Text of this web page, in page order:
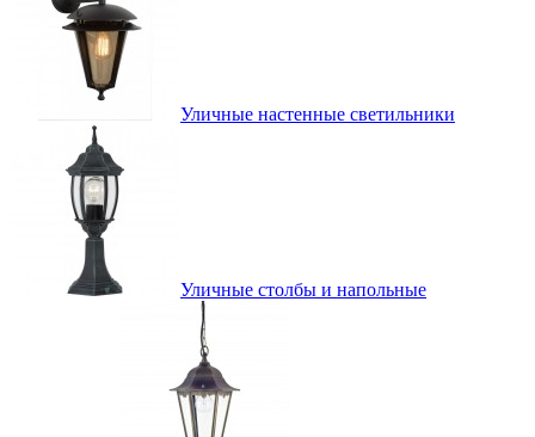
Уличные настенные светильники
Уличные столбы и напольные